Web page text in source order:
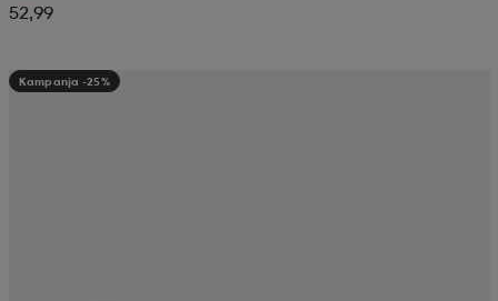
52,99
Kampanja -25%